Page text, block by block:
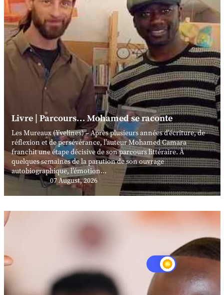
Livre | Parcours… Mohamed se raconte
Les Mureaux (Yvelines) – Après plusieurs années d’écriture, de
réflexion et de persévérance, l’auteur Mohamed Camara
franchit une étape décisive de son parcours littéraire. À
quelques semaines de la parution de son ouvrage
autobiographique, l’émotion...
07 August, 2026